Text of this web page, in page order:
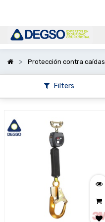
Protección contra caídas
Filters